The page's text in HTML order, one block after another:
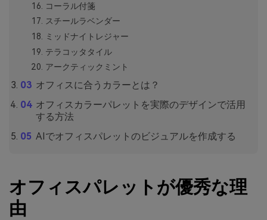
コーラル付箋
スチールラベンダー
ミッドナイトレジャー
テラコッタタイル
アークティックミント
オフィスに合うカラーとは？
オフィスカラーパレットを実際のデザインで活用
する方法
AIでオフィスパレットのビジュアルを作成する
オフィスパレットが優秀な理
由